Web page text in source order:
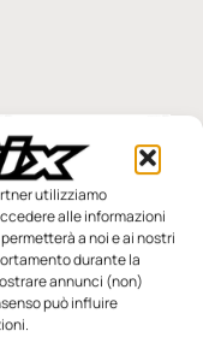
utilizziamo
alle informazioni
a noi e ai nostri
durante la
annunci (non)
può influire